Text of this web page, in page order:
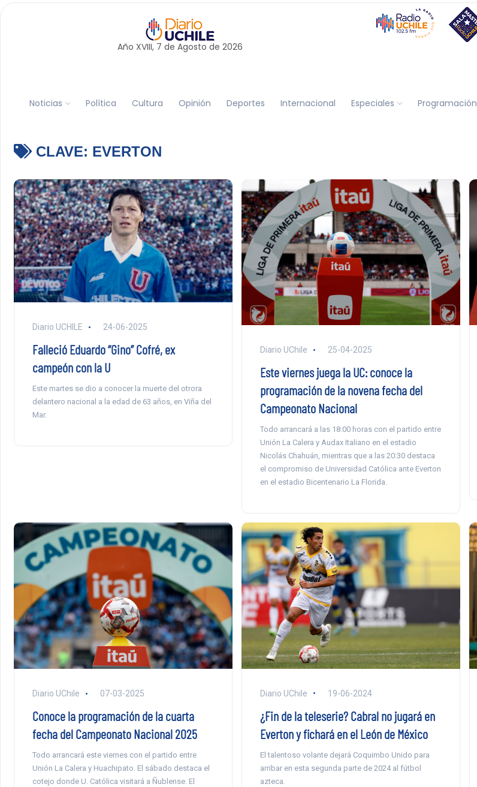
Año XVIII, 7 de Agosto de 2026
Noticias Política Cultura Opinión Deportes Internacional Especiales Programación
CLAVE: EVERTON
Diario UCHILE 24-06-2025
Falleció Eduardo “Gino” Cofré, ex
campeón con la U
Este martes se dio a conocer la muerte del otrora
delantero nacional a la edad de 63 años, en Viña del
Mar.
Diario UChile 25-04-2025
Este viernes juega la UC: conoce la
programación de la novena fecha del
Campeonato Nacional
Todo arrancará a las 18:00 horas con el partido entre
Unión La Calera y Audax Italiano en el estadio
Nicolás Chahuán, mientras que a las 20:30 destaca
el compromiso de Universidad Católica ante Everton
en el estadio Bicentenario La Florida.
Diario UChile 07-03-2025
Conoce la programación de la cuarta
fecha del Campeonato Nacional 2025
Todo arrancará este viernes con el partido entre
Unión La Calera y Huachipato. El sábado destaca el
cotejo donde U. Católica visitará a Ñublense. El
Diario UChile 19-06-2024
¿Fin de la teleserie? Cabral no jugará en
Everton y fichará en el León de México
El talentoso volante dejará Coquimbo Unido para
arribar en esta segunda parte de 2024 al fútbol
azteca.